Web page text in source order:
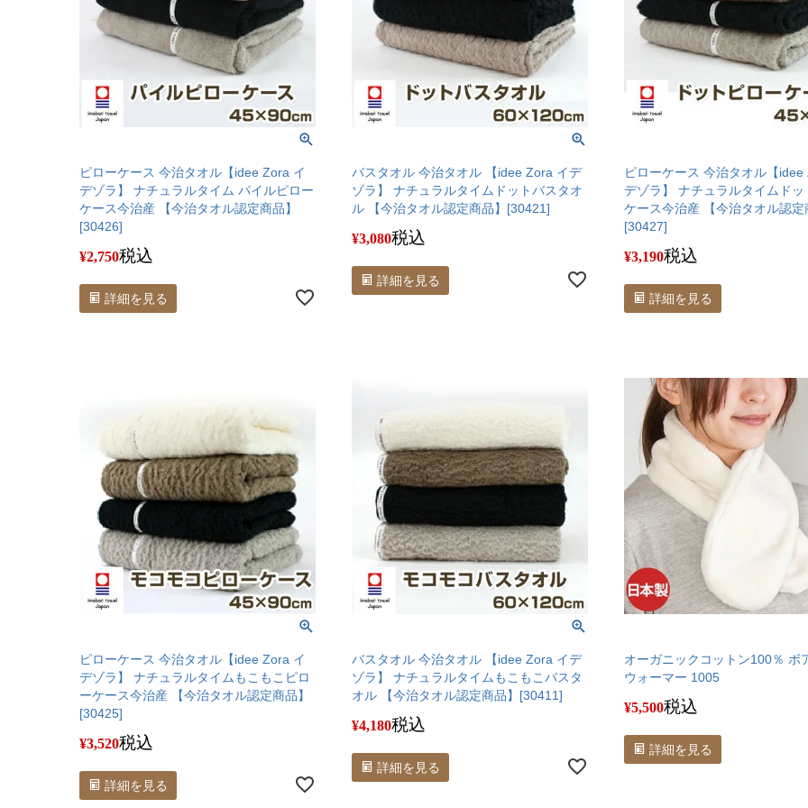
ピローケース 今治タオル【idee Zora イ
デゾラ】 ナチュラルタイム パイルピロー
ケース今治産 【今治タオル認定商品】
[30426]
¥2,750税込
詳細を見る
バスタオル 今治タオル 【idee Zora イデ
ゾラ】 ナチュラルタイムドットバスタオ
ル 【今治タオル認定商品】[30421]
¥3,080税込
詳細を見る
ピローケース 今治タオル【idee
デゾラ】 ナチュラルタイムドッ
ケース今治産 【今治タオル認定
[30427]
¥3,190税込
詳細を見る
ピローケース 今治タオル【idee Zora イ
デゾラ】 ナチュラルタイムもこもこピロ
ーケース今治産 【今治タオル認定商品】
[30425]
¥3,520税込
詳細を見る
バスタオル 今治タオル 【idee Zora イデ
ゾラ】 ナチュラルタイムもこもこバスタ
オル 【今治タオル認定商品】[30411]
¥4,180税込
詳細を見る
オーガニックコットン100％ ボ
ウォーマー 1005
¥5,500税込
詳細を見る